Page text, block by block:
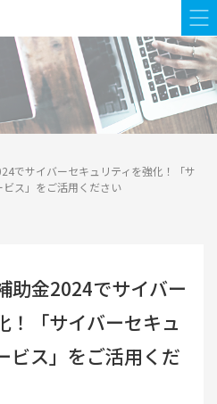
でサイバーセキュリティを強化！「サ
ス」をご活用ください
助金2024でサイバー
！「サイバーセキュ
ビス」をご活用くだ